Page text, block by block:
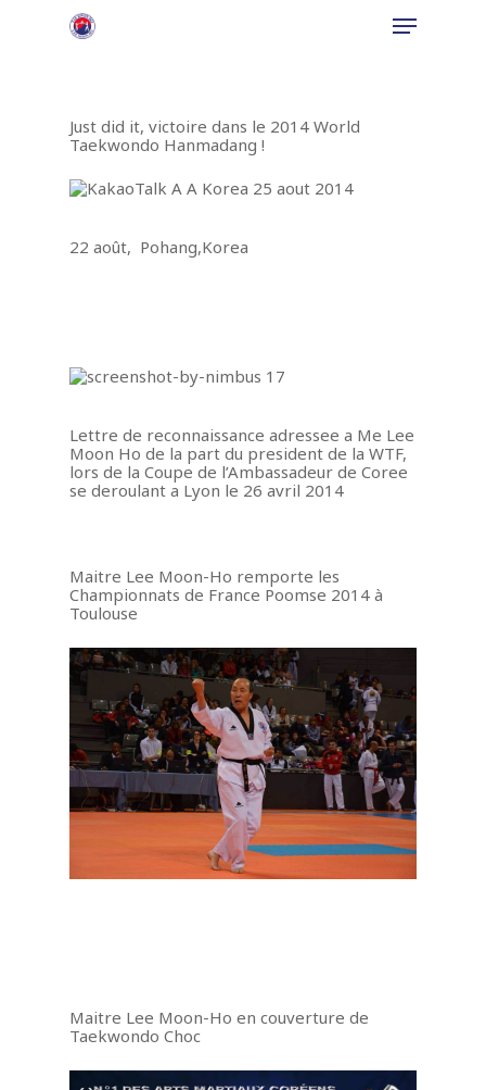
Hit enter to search or ESC to close
Just did it, victoire dans le 2014 World
Taekwondo Hanmadang !
22 août, Pohang,Korea
Lettre de reconnaissance adressee a Me Lee
Moon Ho de la part du president de la WTF,
lors de la Coupe de l’Ambassadeur de Coree
se deroulant a Lyon le 26 avril 2014
Maitre Lee Moon-Ho remporte les
Championnats de France Poomse 2014 à
Toulouse
Maitre Lee Moon-Ho en couverture de
Taekwondo Choc